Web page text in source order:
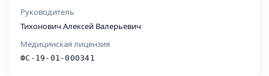
Руководитель
Тихонович Алексей Валерьевич
Медицинская лицензия
ФС-19-01-000341